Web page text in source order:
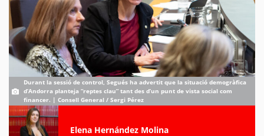
Durant la sessió de control, Segués ha advertit que la situació demogràfica
d’Andorra planteja “reptes clau” tant des d’un punt de vista social com
financer. | Consell General / Sergi Pérez
Elena Hernández Molina